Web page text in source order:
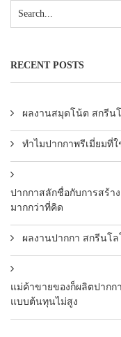
RECENT POSTS
ผลงานสมุดโน้ต สกรีน
ทำไมปากกาพรีเมี่ยมที่
ปากกาสลักชื่อกับการสร้าง
มากกว่าที่คิด
ผลงานปากกา สกรีนโล
แม่ค้าขายของก็ผลิตปากก
แบบต้นทุนไม่สูง